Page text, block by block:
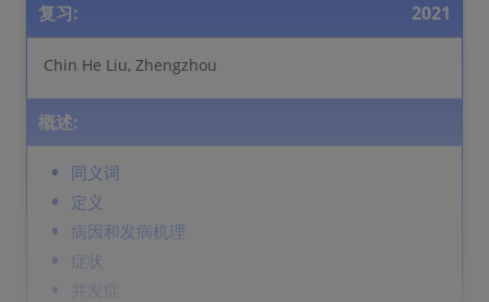
复习: 2021
Chin He Liu, Zhengzhou
概述:
同义词
定义
病因和发病机理
症状
并发症